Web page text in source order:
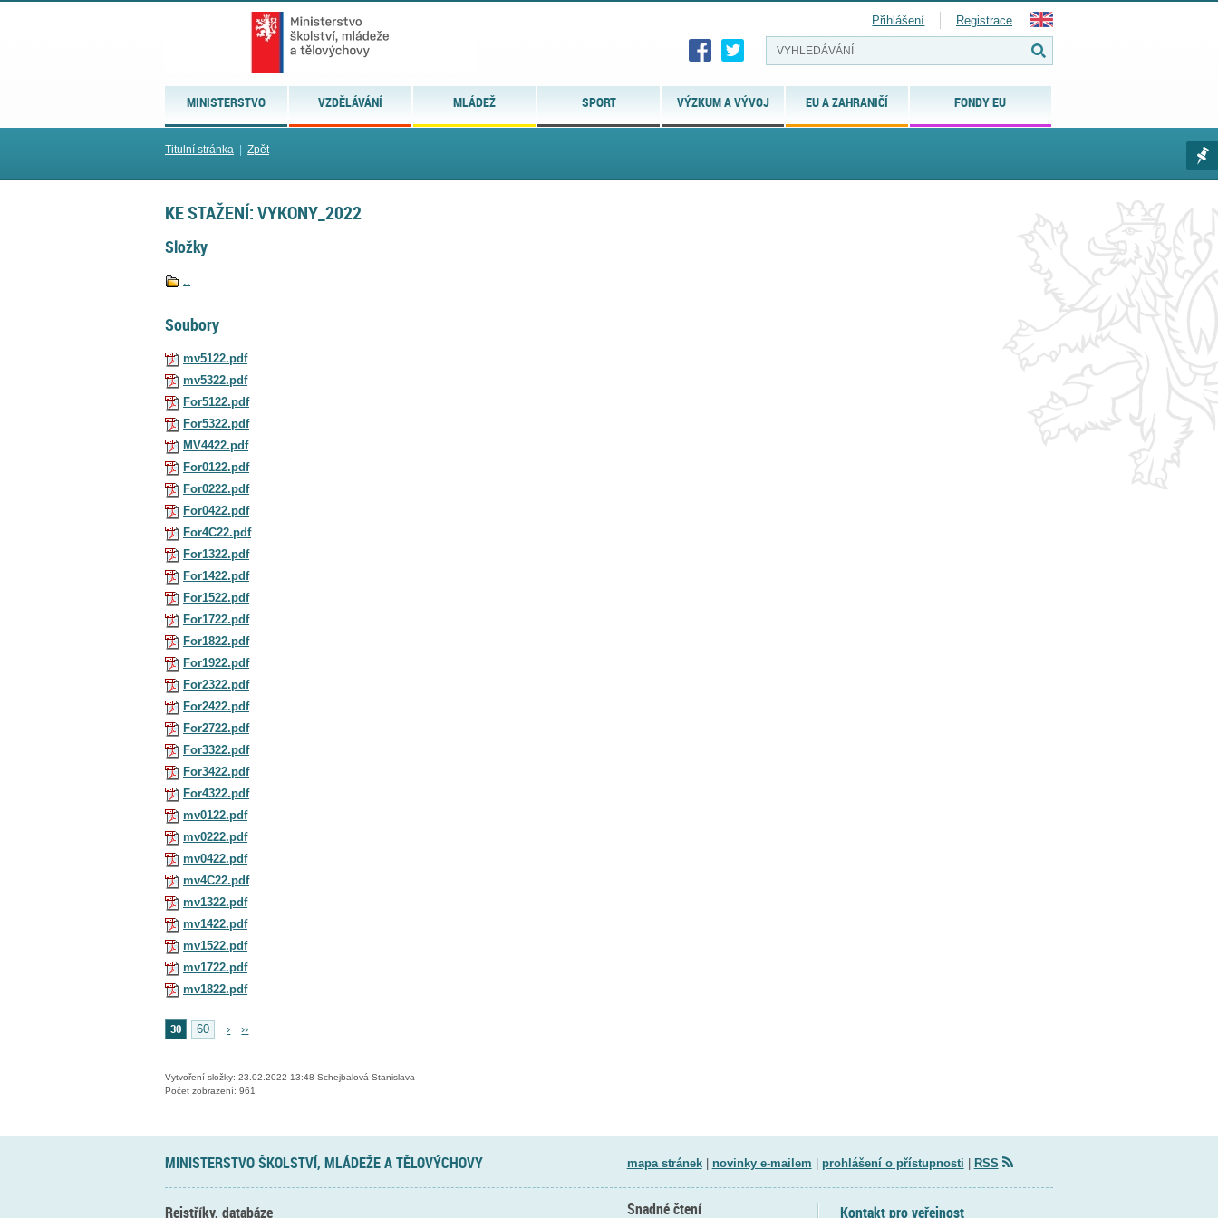
MINISTERSTVO VZDĚLÁVÁNÍ MLÁDEŽ SPORT VÝZKUM A VÝVOJ EU A ZAHRANIČÍ FONDY EU
Přihlášení Registrace
Titulní stránka Zpět
KE STAŽENÍ: VYKONY_2022
Složky
..
Soubory
mv5122.pdf
mv5322.pdf
For5122.pdf
For5322.pdf
MV4422.pdf
For0122.pdf
For0222.pdf
For0422.pdf
For4C22.pdf
For1322.pdf
For1422.pdf
For1522.pdf
For1722.pdf
For1822.pdf
For1922.pdf
For2322.pdf
For2422.pdf
For2722.pdf
For3322.pdf
For3422.pdf
For4322.pdf
mv0122.pdf
mv0222.pdf
mv0422.pdf
mv4C22.pdf
mv1322.pdf
mv1422.pdf
mv1522.pdf
mv1722.pdf
mv1822.pdf
30 60 › ››
Vytvoření složky: 23.02.2022 13:48 Schejbalová Stanislava
Počet zobrazení: 961
MINISTERSTVO ŠKOLSTVÍ, MLÁDEŽE A TĚLOVÝCHOVY mapa stránek| novinky e-mailem | prohlášení o přístupnosti | RSS
Rejstříky, databáze Kontakt pro veřejnost
Snadné čtení